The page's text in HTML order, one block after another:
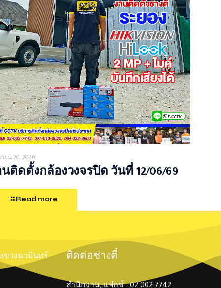
ยน 20, 2026
นติดตั้งกล้องวงจรปิด วันที่ 12/06/69
Read more
แขวงนวมินทร์ ติดต่อช่างตี๋
สำนักงาน, แฟกซ์ : 02-002-7742